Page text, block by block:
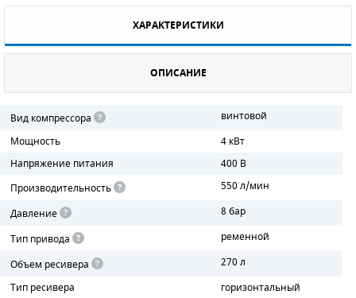
ХАРАКТЕРИСТИКИ
ОПИСАНИЕ
Вид компрессора
винтовой
Мощность
4 кВт
Напряжение питания
400 В
Производительность
550 л/мин
Давление
8 бар
Тип привода
ременной
Объем ресивера
270 л
Тип ресивера
горизонтальный
ПОДШИПНИКИ
ПОРШНЕВЫЕ БЛОКИ
ДЕТАЛИ ПОРШНЕВЫХ КОМПРЕССОРОВ
ДЕТАЛИ СПИРАЛЬНЫХ КОМПРЕССОРОВ